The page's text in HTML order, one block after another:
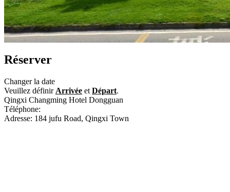
Réserver
Changer la date
Veuillez définir Arrivée et Départ.
Qingxi Changming Hotel Dongguan
Téléphone:
Adresse: 184 jufu Road, Qingxi Town